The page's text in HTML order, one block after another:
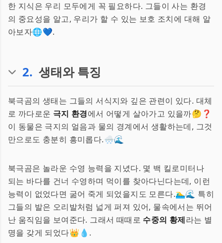
한 지식은 우리 모두에게 꼭 필요하다. 그들이 사는 환경
의 중요성을 알고, 우리가 할 수 있는 보호 조치에 대해 알
아보자🌐💙.
2. 생태와 특징
북극곰의 생태는 그들의 서식지와 깊은 관련이 있다. 대체
로 까다로운 극지 환경에서 어떻게 살아가고 있을까🤔❓
이 동물은 극지의 얼음과 물의 경계에서 생활하는데, 그것
만으로도 충분히 흥미롭다.🌨️🌊
북극곰은 놀라운 수영 능력을 지녔다. 몇 백 킬로미터나
되는 바다를 건너 수영하며 먹이를 찾아다닌다는데, 이런
능력이 없었다면 굶어 죽게 되었을지도 모른다.🏊‍♂️🌊 특히
그들의 발은 오리발처럼 넓게 퍼져 있어, 물속에서는 뛰어
난 움직임을 보여준다. 그래서 때때로 수중의 황제라는 별
명을 갖게 되었다👑💧.